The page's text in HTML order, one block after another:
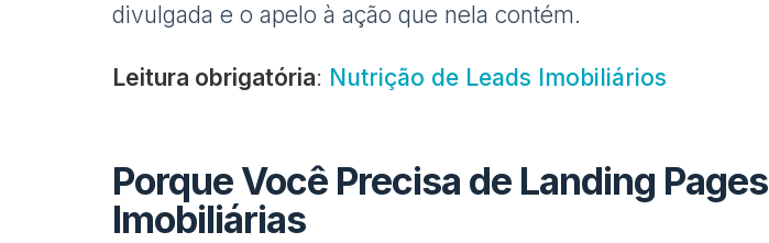
divulgada e o apelo à ação que nela contém.
Leitura obrigatória: Nutrição de Leads Imobiliários
Porque Você Precisa de Landing Pages
Imobiliárias